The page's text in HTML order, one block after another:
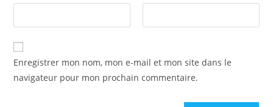
Enregistrer mon nom, mon e-mail et mon site dans le
navigateur pour mon prochain commentaire.